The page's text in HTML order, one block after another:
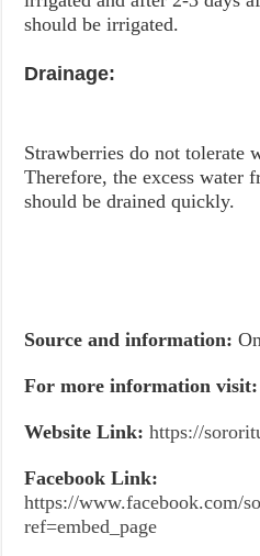
should be irrigated.
Drainage:
Strawberries do not tolerate
Therefore, the excess water
should be drained quickly.
Source and information:
For more information visit:
Website Link: https://
Facebook Link:
https://www.facebook.com/
ref=embed_page